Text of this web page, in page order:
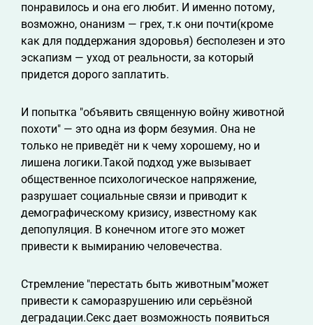
понравилось и она его любит. И именно потому,
возможно, онанизм — грех, т.к они почти(кроме
как для поддержания здоровья) бесполезен и это
эскапизм — уход от реальности, за который
придется дорого заплатить.
И попытка "объявить священную войну животной
похоти" — это одна из форм безумия. Она не
только не приведёт ни к чему хорошему, но и
лишена логики.Такой подход уже вызывает
общественное психологическое напряжение,
разрушает социальные связи и приводит к
демографическому кризису, известному как
депопуляция. В конечном итоге это может
привести к вымиранию человечества.
Стремление "перестать быть животным"может
привести к саморазрушению или серьёзной
деградации.Секс дает возможность появиться